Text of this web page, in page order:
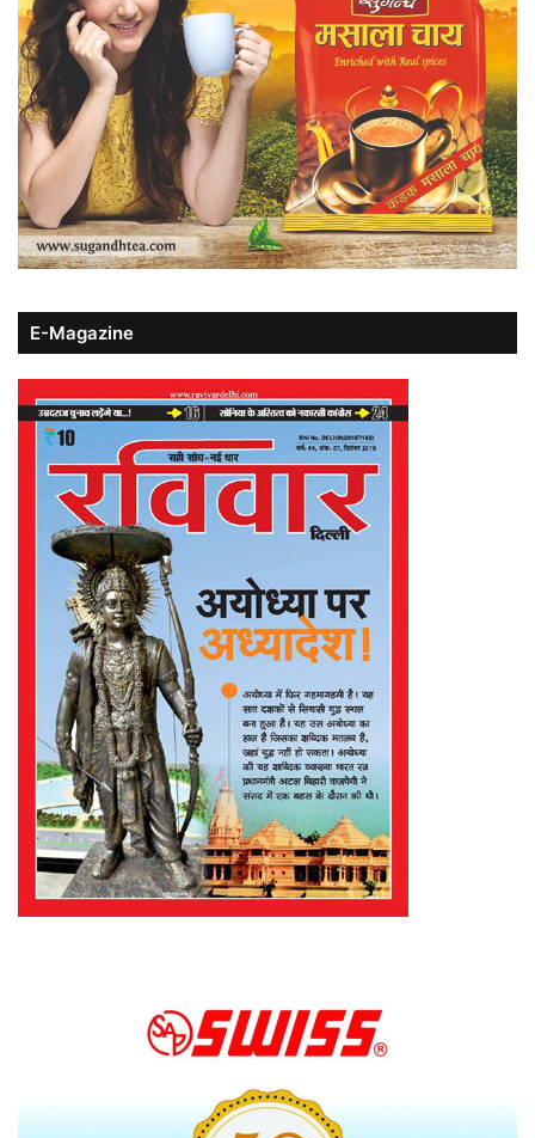
E-Magazine